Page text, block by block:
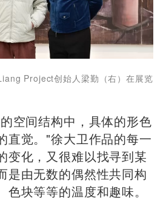
Project创始人梁勤（右）在展览
间结构中，具体的形色
直觉。"徐大卫作品的每一
变化，又很难以找寻到某
是由无数的偶然性共同构
块等等的温度和趣味。